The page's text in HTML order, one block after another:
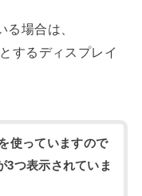
場合は、
するディスプレイ
使っていますので
3つ表示されていま